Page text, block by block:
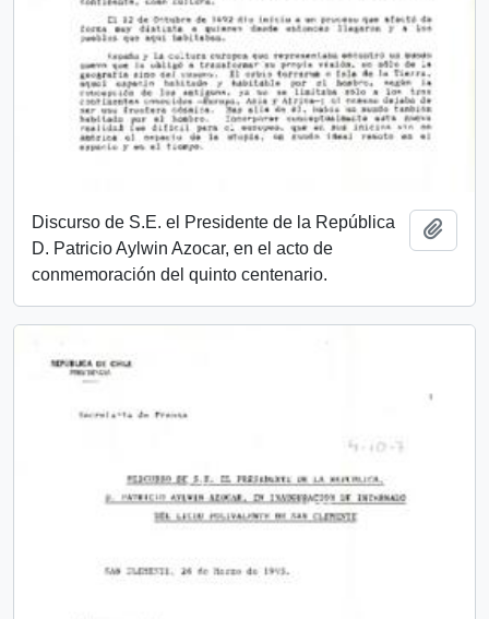
Discurso de S.E. el Presidente de la República
D. Patricio Aylwin Azocar, en el acto de
conmemoración del quinto centenario.